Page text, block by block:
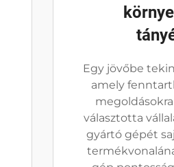
Egy jövőbe
amely
választotta
gyártó gépét